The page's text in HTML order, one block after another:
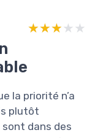
★★★★★
★★★★★
la priorité n’a
plutôt
dans des